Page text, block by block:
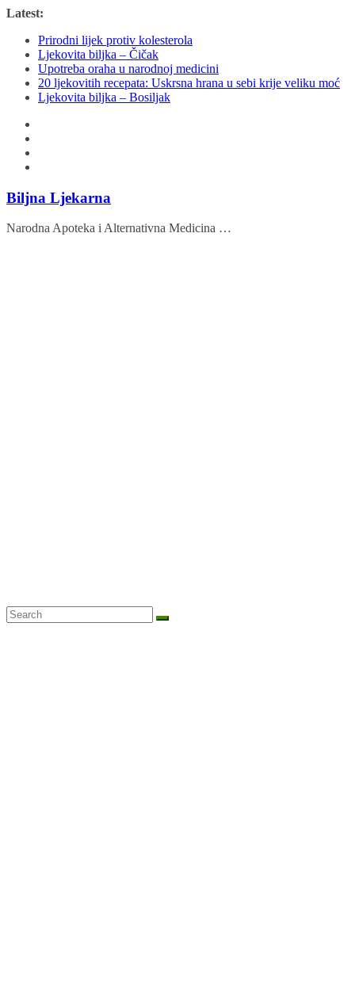
Skip
content
Latest:
Prirodni lijek protiv kolesterola
Ljekovita biljka – Čičak
Upotreba oraha u narodnoj medicini
20 ljekovitih recepata: Uskrsna hrana u sebi krije veliku moć
Ljekovita biljka – Bosiljak
Biljna Ljekarna
Narodna Apoteka i Alternativna Medicina …